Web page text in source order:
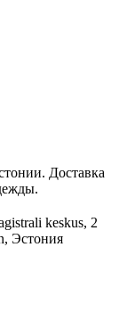
Доставка
keskus, 2
Эстония